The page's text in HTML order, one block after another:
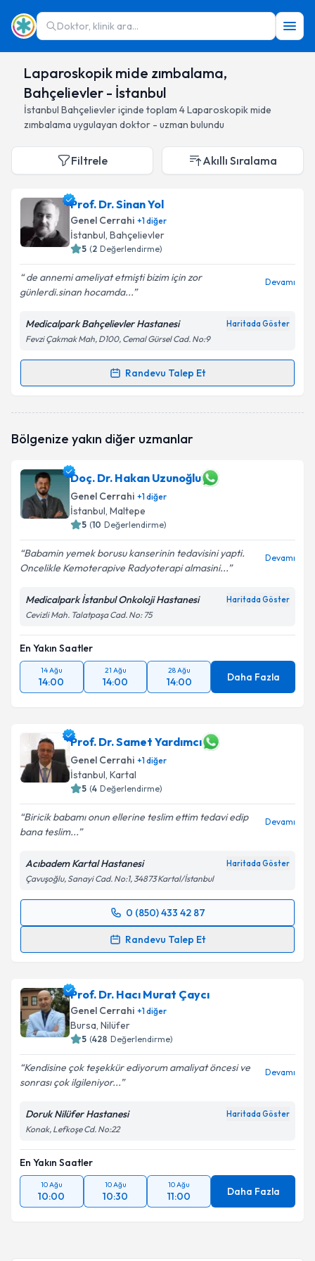
Doktor, klinik ara...
Laparoskopik mide zımbalama,
Bahçelievler - İstanbul
İstanbul Bahçelievleriçinde toplam 4Laparoskopik mide
zımbalama uygulayan doktor - uzman bulundu
Filtrele Akıllı Sıralama
Prof. Dr. Sinan Yol
Genel Cerrahi +1diğer
İstanbul, Bahçelievler
5 (2 Değerlendirme)
de annemi ameliyat etmişti bizim için zor
günlerdi.sinan hocamda...
Devamı
Medicalpark Bahçelievler Hastanesi Haritada Göster
Fevzi Çakmak Mah, D100, Cemal Gürsel Cad. No:9
Randevu Talep Et
Randevu Takvimi Talebi
oluşturun. Size bu uzmandan randevu almanız için bir
E-posta Adresiniz
Kişisel verilerimin işlenmesine ilişkinAydınlatma
Metni'ni okudum ve kişisel verilerimin belirtilen
Bölgenize yakın diğer uzmanlar
Doç. Dr. Hakan Uzunoğlu
Genel Cerrahi +1diğer
İstanbul, Maltepe
5 (10 Değerlendirme)
Babamin yemek borusu kanserinin tedavisini yapti.
Oncelikle Kemoterapive Radyoterapi almasini...
Devamı
Medicalpark İstanbul Onkoloji Hastanesi Haritada Göster
Cevizli Mah. Talatpaşa Cad. No: 75
En Yakın Saatler
14 Ağu
14:00
21 Ağu
14:00
28 Ağu
14:00 Daha Fazla
Prof. Dr. Samet Yardımcı
Genel Cerrahi +1diğer
İstanbul, Kartal
5 (4 Değerlendirme)
Biricik babamı onun ellerine teslim ettim tedavi edip
bana teslim...
Devamı
Acıbadem Kartal Hastanesi Haritada Göster
Çavuşoğlu, Sanayi Cad. No:1, 34873 Kartal/İstanbul
0 (850) 433 42 87
Randevu Talep Et
Randevu Takvimi Talebi
takvim hazırlandığında e-posta ile bilgilendireceğiz.
E-posta Adresiniz
Kişisel verilerimin işlenmesine ilişkin
kapsamda işlenmesini kabul ediyorum.
Prof. Dr. Hacı Murat Çaycı
Genel Cerrahi +1diğer
Bursa, Nilüfer
5 (428 Değerlendirme)
Kendisine çok teşekkür ediyorum amaliyat öncesi ve
sonrası çok ilgileniyor...
Devamı
Doruk Nilüfer Hastanesi Haritada Göster
Konak, Lefkoşe Cd. No:22
En Yakın Saatler
10 Ağu
10:00
10 Ağu
10:30
10 Ağu
11:00 Daha Fazla